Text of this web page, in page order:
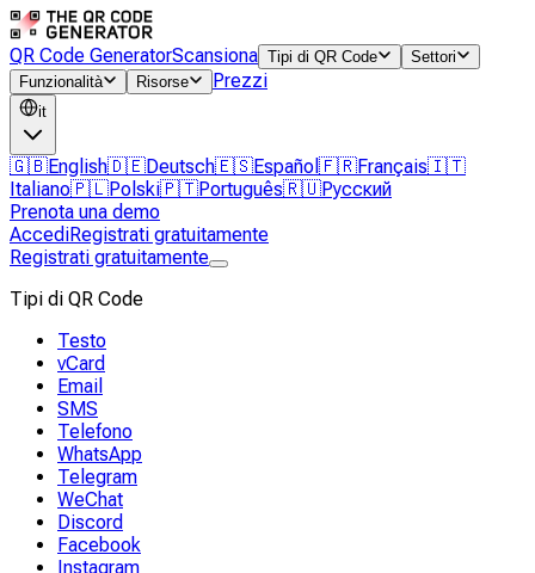
QR Code GeneratorScansiona Tipi di QR Code
Settori
Funzionalità
Risorse Prezzi
it
🇬🇧English🇩🇪Deutsch🇪🇸Español 🇫🇷Français🇮🇹
Italiano🇵🇱Polski🇵🇹Português🇷🇺Русский
Prenota una demo
AccediRegistrati gratuitamente
Registrati gratuitamente
Tipi di QR Code
Testo
vCard
Email
SMS
Telefono
WhatsApp
Telegram
WeChat
Discord
Facebook
Instagram